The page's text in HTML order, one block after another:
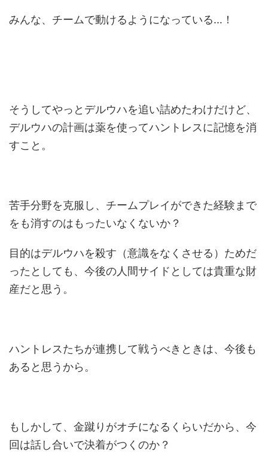
みんな、チームで動けるようになっている…！
そうしてやっとデルウハを追い詰めたわけだけど、
デルウハの計画は薬を使ってハントレスに記憶を消
すこと。
苦手分野を克服し、チームプレイができた経験まで
をも消すのはもったいなくないか？
目的はデルウハを殺す（意識をなくさせる）ためだ
ったとしても、今後の人間サイドとしては貴重な財
産だと思う。
ハントレスたちが連携して戦うべきときは、今後も
あると思うから。
もしかして、金蹴りがオチになるくらいだから、今
回は話し合いで決着がつくのか？